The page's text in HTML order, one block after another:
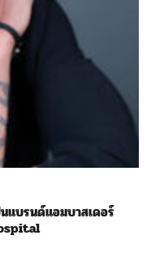
แบรนด์แอมบาสเดอร์